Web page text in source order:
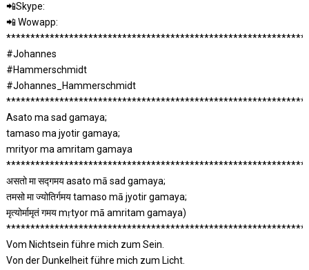
📲Skype:
📲 Wowapp:
#Johannes
#Hammerschmidt
#Johannes_Hammerschmidt
Asato ma sad gamaya;
tamaso ma jyotir gamaya;
mrityor ma amritam gamaya
असतो मा सद्गमय asato mā sad gamaya;
तमसो मा ज्योतिर्गमय tamaso mā jyotir gamaya;
मृत्योर्मामृतं गमय mṛtyor mā amritam gamaya)
Vom Nichtsein führe mich zum Sein.
Von der Dunkelheit führe mich zum Licht.